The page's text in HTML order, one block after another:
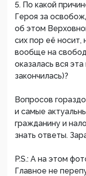
5. По какой
Героя за
об этом
сих пор её носит,
вообще на
оказалась вся
закончилась)?
Вопросов
и самые
гражданину и
знать ответы.
P.S.: А на этом
Главное не